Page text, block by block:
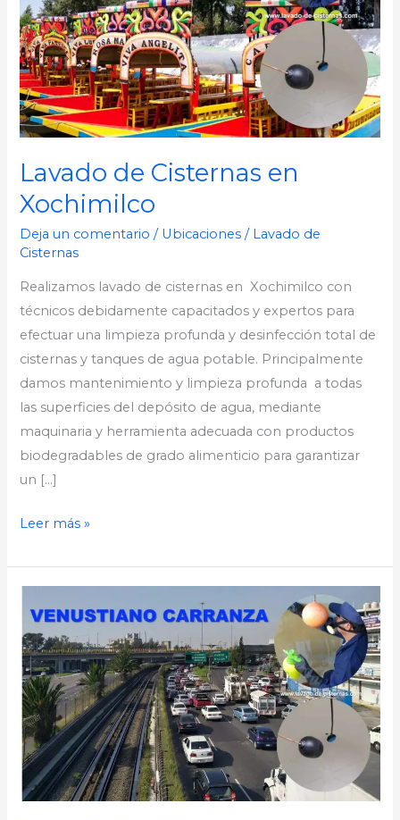
Lavado de Cisternas en
Xochimilco
Deja un comentario / Ubicaciones / Lavado de
Cisternas
Realizamos lavado de cisternas en Xochimilco con
técnicos debidamente capacitados y expertos para
efectuar una limpieza profunda y desinfección total de
cisternas y tanques de agua potable. Principalmente
damos mantenimiento y limpieza profunda a todas
las superficies del depósito de agua, mediante
maquinaria y herramienta adecuada con productos
biodegradables de grado alimenticio para garantizar
un […]
Leer más »
de
Cisternas
en
Venustiano
Carranza